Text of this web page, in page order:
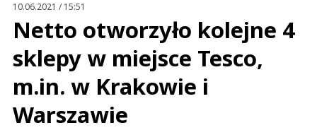
10.06.2021 / 15:51
Netto otworzyło kolejne 4
sklepy w miejsce Tesco,
m.in. w Krakowie i
Warszawie